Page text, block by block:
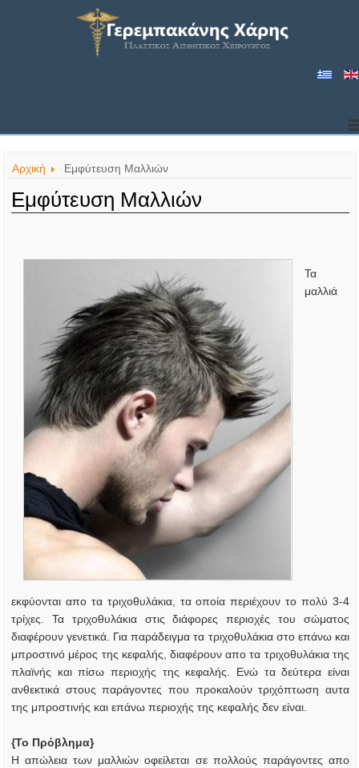
Αρχική Εμφύτευση Μαλλιών
Εμφύτευση Μαλλιών
Τα
μαλλιά
εκφύονται απο τα τριχοθυλάκια, τα οποία περιέχουν το πολύ 3-4
τρίχες. Τα τριχοθυλάκια στις διάφορες περιοχές του σώματος
διαφέρουν γενετικά. Για παράδειγμα τα τριχοθυλάκια στο επάνω και
μπροστινό μέρος της κεφαλής, διαφέρουν απο τα τριχοθυλάκια της
πλαϊνής και πίσω περιοχής της κεφαλής. Ενώ τα δεύτερα είναι
ανθεκτικά στους παράγοντες που προκαλούν τριχόπτωση αυτα
της μπροστινής και επάνω περιοχής της κεφαλής δεν είναι.
{Το Πρόβλημα}
Η απώλεια των μαλλιών οφείλεται σε πολλούς παράγοντες απο